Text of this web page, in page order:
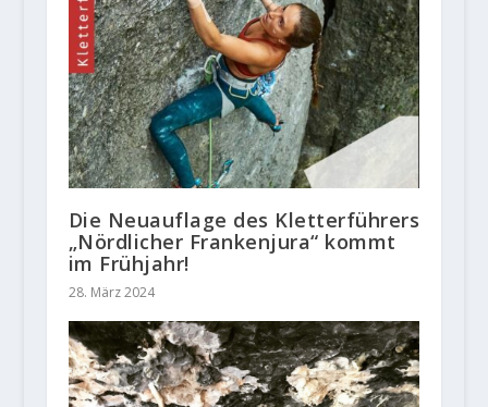
Die Neuauflage des Kletterführers
„Nördlicher Frankenjura“ kommt
im Frühjahr!
28. März 2024